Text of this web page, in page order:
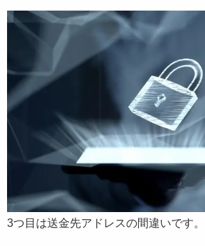
3つ目は送金先アドレスの間違いです。